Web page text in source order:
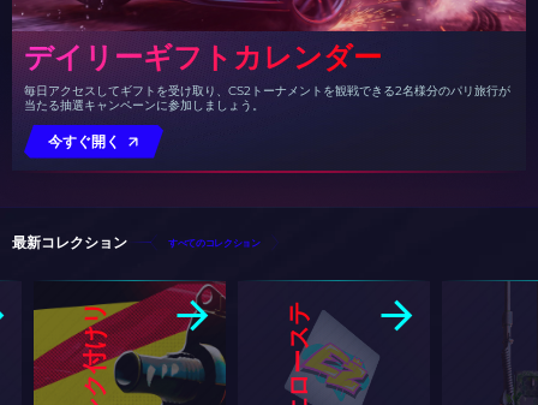
デイリーギフトカレンダー
毎日アクセスしてギフトを受け取り、CS2トーナメントを観戦できる2名様分のパリ旅行が
当たる抽選キャンペーンに参加しましょう。
今すぐ開く
最新コレクション すべてのコレクション